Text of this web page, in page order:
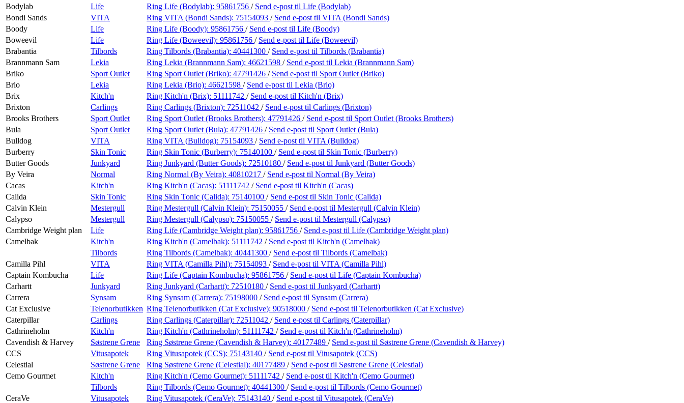
Bodylab
Life Ring Life (Bodylab): 95861756 / Send e-post til Life (Bodylab)
Bondi Sands
VITA Ring VITA (Bondi Sands): 75154093 / Send e-post til VITA (Bondi Sands)
Boody
Life Ring Life (Boody): 95861756 / Send e-post til Life (Boody)
Boweevil
Life Ring Life (Boweevil): 95861756 / Send e-post til Life (Boweevil)
Brabantia
Tilbords Ring Tilbords (Brabantia): 40441300 / Send e-post til Tilbords (Brabantia)
Brannmann Sam
Lekia Ring Lekia (Brannmann Sam): 46621598 / Send e-post til Lekia (Brannmann Sam)
Briko
Sport Outlet Ring Sport Outlet (Briko): 47791426 / Send e-post til Sport Outlet (Briko)
Brio
Lekia Ring Lekia (Brio): 46621598 / Send e-post til Lekia (Brio)
Brix
Kitch'n Ring Kitch'n (Brix): 51111742 / Send e-post til Kitch'n (Brix)
Brixton
Carlings Ring Carlings (Brixton): 72511042 / Send e-post til Carlings (Brixton)
Brooks Brothers
Sport Outlet Ring Sport Outlet (Brooks Brothers): 47791426 / Send e-post til Sport Outlet (Brooks Brothers)
Bula
Sport Outlet Ring Sport Outlet (Bula): 47791426 / Send e-post til Sport Outlet (Bula)
Bulldog
VITA Ring VITA (Bulldog): 75154093 / Send e-post til VITA (Bulldog)
Burberry
Skin Tonic Ring Skin Tonic (Burberry): 75140100 / Send e-post til Skin Tonic (Burberry)
Butter Goods
Junkyard Ring Junkyard (Butter Goods): 72510180 / Send e-post til Junkyard (Butter Goods)
By Veira
Normal Ring Normal (By Veira): 40810217 / Send e-post til Normal (By Veira)
Cacas
Kitch'n Ring Kitch'n (Cacas): 51111742 / Send e-post til Kitch'n (Cacas)
Calida
Skin Tonic Ring Skin Tonic (Calida): 75140100 / Send e-post til Skin Tonic (Calida)
Calvin Klein
Mestergull Ring Mestergull (Calvin Klein): 75150055 / Send e-post til Mestergull (Calvin Klein)
Calypso
Mestergull Ring Mestergull (Calypso): 75150055 / Send e-post til Mestergull (Calypso)
Cambridge Weight plan
Life Ring Life (Cambridge Weight plan): 95861756 / Send e-post til Life (Cambridge Weight plan)
Camelbak
Kitch'n Ring Kitch'n (Camelbak): 51111742 / Send e-post til Kitch'n (Camelbak)
Tilbords
Ring Tilbords (Camelbak): 40441300 / Send e-post til Tilbords (Camelbak)
Camilla Pihl
VITA Ring VITA (Camilla Pihl): 75154093 / Send e-post til VITA (Camilla Pihl)
Captain Kombucha
Life Ring Life (Captain Kombucha): 95861756 / Send e-post til Life (Captain Kombucha)
Carhartt
Junkyard Ring Junkyard (Carhartt): 72510180 / Send e-post til Junkyard (Carhartt)
Carrera
Synsam Ring Synsam (Carrera): 75198000 / Send e-post til Synsam (Carrera)
Cat Exclusive
Telenorbutikken Ring Telenorbutikken (Cat Exclusive): 90518000 / Send e-post til Telenorbutikken (Cat Exclusive)
Caterpillar
Carlings Ring Carlings (Caterpillar): 72511042 / Send e-post til Carlings (Caterpillar)
Cathrineholm
Kitch'n Ring Kitch'n (Cathrineholm): 51111742 / Send e-post til Kitch'n (Cathrineholm)
Cavendish & Harvey
Søstrene Grene Ring Søstrene Grene (Cavendish & Harvey): 40177489 / Send e-post til Søstrene Grene (Cavendish & Harvey)
CCS
Vitusapotek Ring Vitusapotek (CCS): 75143140 / Send e-post til Vitusapotek (CCS)
Celestial
Søstrene Grene Ring Søstrene Grene (Celestial): 40177489 / Send e-post til Søstrene Grene (Celestial)
Cemo Gourmet
Kitch'n Ring Kitch'n (Cemo Gourmet): 51111742 / Send e-post til Kitch'n (Cemo Gourmet)
Tilbords
Ring Tilbords (Cemo Gourmet): 40441300 / Send e-post til Tilbords (Cemo Gourmet)
CeraVe
Vitusapotek Ring Vitusapotek (CeraVe): 75143140 / Send e-post til Vitusapotek (CeraVe)